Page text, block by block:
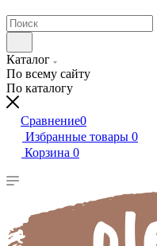
Каталог
По всему сайту
По каталогу
Сравнение0
Избранные товары 0
Корзина 0